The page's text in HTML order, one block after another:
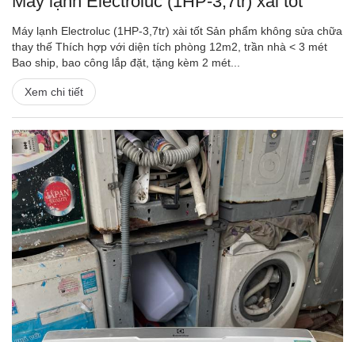
Máy lạnh Electroluc (1HP-3,7tr) xài tốt Sản phẩm không sửa chữa
thay thế Thích hợp với diện tích phòng 12m2, trần nhà < 3 mét
Bao ship, bao công lắp đặt, tặng kèm 2 mét...
Xem chi tiết